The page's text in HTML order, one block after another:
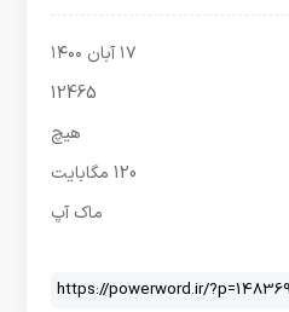
۱۷ آبان ۱۴۰۰
12465
هیچ
120 مگابایت
ماک آپ